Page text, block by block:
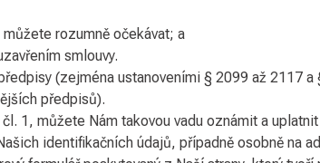
rozumně očekávat; a
smlouvy.
(zejména ustanoveními § 2099 až 2117 a
předpisů).
1, můžete Nám takovou vadu oznámit a uplatnit
identifikačních údajů, případně osobně na